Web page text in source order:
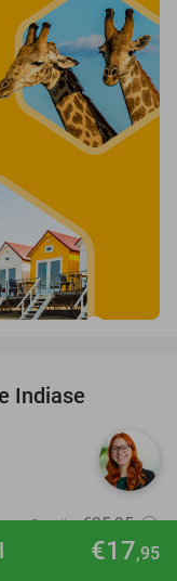
€17,95
Indiase
8.4star
Regulier €35,95
€24